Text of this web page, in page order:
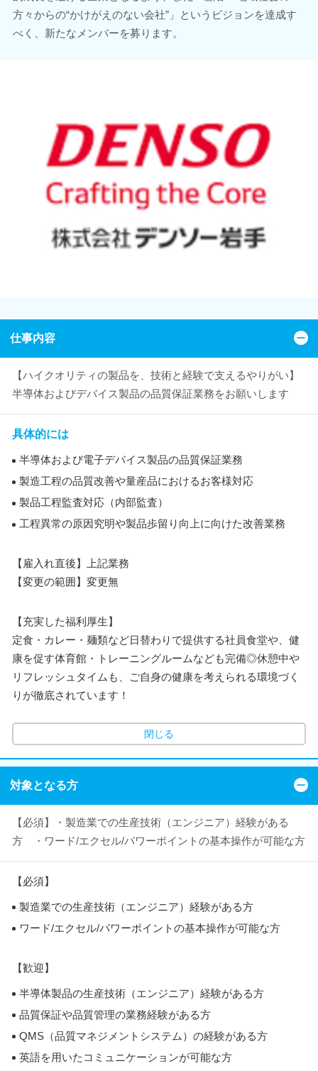
方々からの“かけがえのない会社”」というビジョンを達成す
べく、新たなメンバーを募ります。
仕事内容
【ハイクオリティの製品を、技術と経験で支えるやりがい】
半導体およびデバイス製品の品質保証業務をお願いします
具体的には
半導体および電子デバイス製品の品質保証業務
製造工程の品質改善や量産品におけるお客様対応
製品工程監査対応（内部監査）
工程異常の原因究明や製品歩留り向上に向けた改善業務
【雇入れ直後】上記業務
【変更の範囲】変更無
【充実した福利厚生】
定食・カレー・麺類など日替わりで提供する社員食堂や、健
康を促す体育館・トレーニングルームなども完備◎休憩中や
リフレッシュタイムも、ご自身の健康を考えられる環境づく
りが徹底されています！
閉じる
対象となる方
【必須】・製造業での生産技術（エンジニア）経験がある
方 ・ワード/エクセル/パワーポイントの基本操作が可能な方
【必須】
製造業での生産技術（エンジニア）経験がある方
ワード/エクセル/パワーポイントの基本操作が可能な方
【歓迎】
半導体製品の生産技術（エンジニア）経験がある方
品質保証や品質管理の業務経験がある方
QMS（品質マネジメントシステム）の経験がある方
英語を用いたコミュニケーションが可能な方